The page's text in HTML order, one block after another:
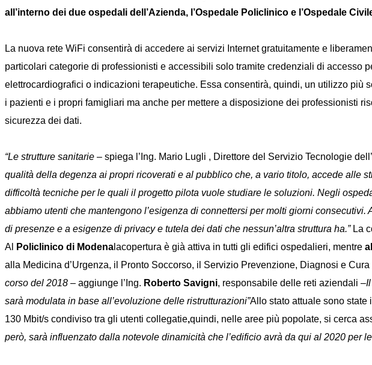
all’interno dei due ospedali dell’Azienda, l’Ospedale Policlinico e l’Ospedale
La nuova rete WiFi consentirà di accedere ai servizi Internet gratuitamente e
particolari categorie di professionisti e accessibili solo tramite credenziali di accesso
elettrocardiografici o indicazioni terapeutiche. Essa consentirà, quindi, un utilizzo più
i pazienti e i propri famigliari ma anche per mettere a disposizione dei professionisti
sicurezza dei dati.
“Le strutture sanitarie – spiega l’Ing. Mario Lugli , Direttore del Servizio Tecnologie
qualità della degenza ai propri ricoverati e al pubblico che, a vario titolo, accede alle
difficoltà tecniche per le quali il progetto pilota vuole studiare le soluzioni. Negli
abbiamo utenti che mantengono l’esigenza di connettersi per molti giorni
di presenze e a esigenze di privacy e tutela dei dati che nessun’altra struttura ha.”La
Al
Policlinico di Modena lacopertura è già attiva in tutti gli edifici ospedalieri, mentre
alla Medicina d’Urgenza, il Pronto Soccorso, il Servizio Prevenzione, Diagnosi e Cura
corso del 2018 – aggiunge l’Ing. Roberto Savigni, responsabile delle reti aziendali –
sarà modulata in base all’evoluzione delle ristrutturazioni”Allo stato attuale sono
130 Mbit/s condiviso tra gli utenti collegatie,quindi, nelle aree più popolate, si cerca
però, sarà influenzato dalla notevole dinamicità che l’edificio avrà da qui al 2020 per